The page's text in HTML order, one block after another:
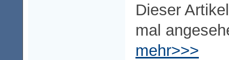
Dieser
mal
mehr>>>